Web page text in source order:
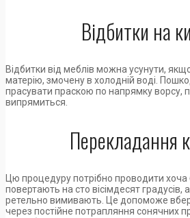
Відбитки на
Відбитки від меблів можна усунути,
матерію, змочену в холодній воді.
прасувати праскою по напрямку ворсу,
випрямиться.
Перекладання
Цю процедуру потрібно проводити хоча
повертають на сто вісімдесят градусів,
ретельно вимивають. Це допоможе
через постійне потрапляння сонячних